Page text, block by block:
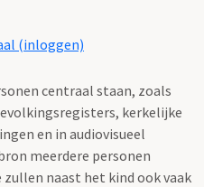
(inloggen)
centraal staan, zoals
kerkelijke
en in audiovisueel
meerdere personen
naast het kind ook vaak